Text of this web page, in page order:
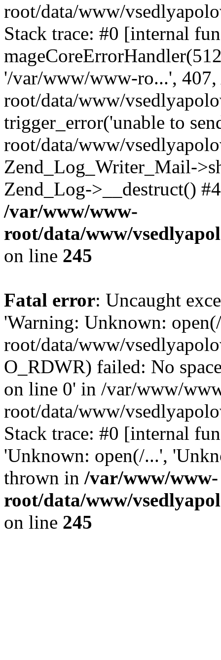
root/data/www/
Stack trace: #0 [internal
'/var/www/www-ro...',
root/data/www/
trigger_error('unable to
root/data/www/
Zend_Log_Writer_Mail-
Zend_Log->__destruct()
/var/www/www-
root/data/www/
on line 245
Fatal error: Uncaught
'Warning: Unknown:
root/data/www/
O_RDWR) failed: No
on line 0' in /var/www/
root/data/www/
Stack trace: #0 [internal
'Unknown: open(/...',
thrown in /var/www/www-
root/data/www/
on line 245